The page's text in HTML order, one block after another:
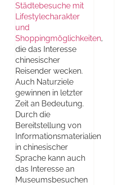
Städtebesuche mit
Lifestylecharakter
und
Shoppingmöglichkeiten,
die das Interesse
chinesischer
Reisender wecken.
Auch Naturziele
gewinnen in letzter
Zeit an Bedeutung.
Durch die
Bereitstellung von
Informationsmaterialien
in chinesischer
Sprache kann auch
das Interesse an
Museumsbesuchen